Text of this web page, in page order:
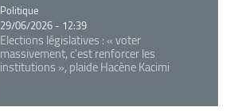
Catégorie
Politique
29/06/2026 - 12:39
Elections législatives : « voter
massivement, c'est renforcer les
institutions », plaide Hacène Kacimi